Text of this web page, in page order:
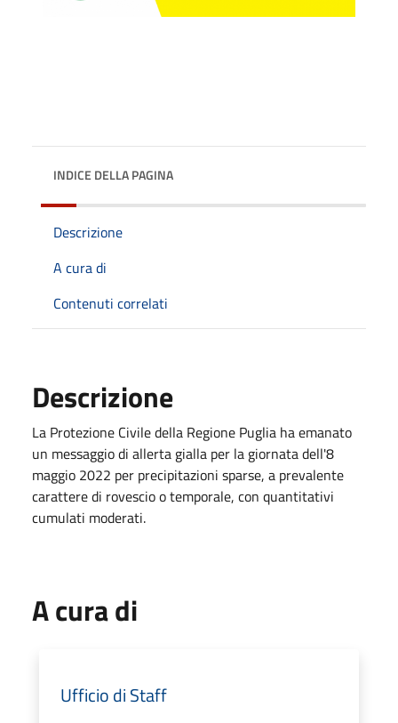
INDICE DELLA PAGINA
Descrizione
A cura di
Contenuti correlati
Descrizione
La Protezione Civile della Regione Puglia ha emanato
un messaggio di allerta gialla per la giornata dell'8
maggio 2022 per precipitazioni sparse, a prevalente
carattere di rovescio o temporale, con quantitativi
cumulati moderati.
A cura di
Ufficio di Staff